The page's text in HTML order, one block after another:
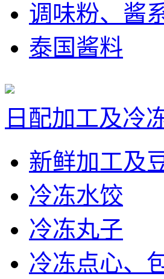
调味粉、酱
泰国酱料
日配加工及冷
新鲜加工及
冷冻水饺
冷冻丸子
冷冻点心、